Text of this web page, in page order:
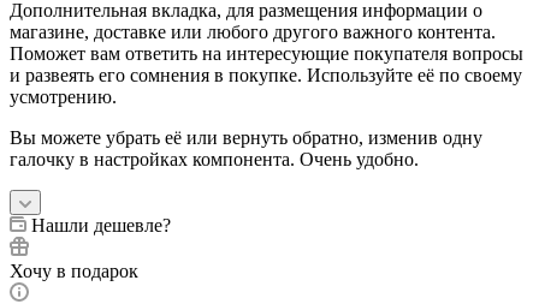
Дополнительная вкладка, для размещения информации о
магазине, доставке или любого другого важного контента.
Поможет вам ответить на интересующие покупателя вопросы
и развеять его сомнения в покупке. Используйте её по своему
усмотрению.
Вы можете убрать её или вернуть обратно, изменив одну
галочку в настройках компонента. Очень удобно.
Нашли дешевле?
Хочу в подарок